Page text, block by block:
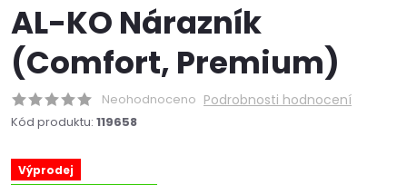
AL-KO Nárazník
(Comfort, Premium)
Neohodnoceno Podrobnosti hodnocení
Kód produktu: 119658
Výprodej